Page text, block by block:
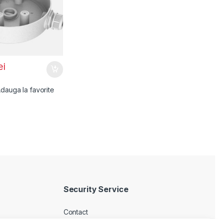
la favorite
Security Service
Contact